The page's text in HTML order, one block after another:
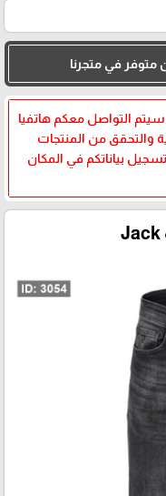
سيتم التواصل معكم هاتفيا
والتحقق من المنتجات
بياناتكم في المكان
Jack